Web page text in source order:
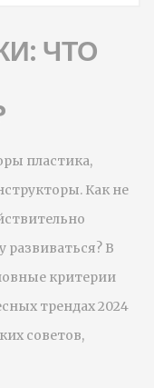
ЧТО
пластика,
Как не
развиваться? В
критерии
трендах 2024
советов,